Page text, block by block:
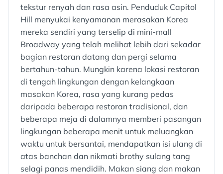
tekstur renyah dan rasa asin. Penduduk Capitol
Hill menyukai kenyamanan merasakan Korea
mereka sendiri yang terselip di mini-mall
Broadway yang telah melihat lebih dari sekadar
bagian restoran datang dan pergi selama
bertahun-tahun. Mungkin karena lokasi restoran
di tengah lingkungan dengan kelangkaan
masakan Korea, rasa yang kurang pedas
daripada beberapa restoran tradisional, dan
beberapa meja di dalamnya memberi pasangan
lingkungan beberapa menit untuk meluangkan
waktu untuk bersantai, mendapatkan isi ulang di
atas banchan dan nikmati brothy sulang tang
selagi panas mendidih. Makan siang dan makan